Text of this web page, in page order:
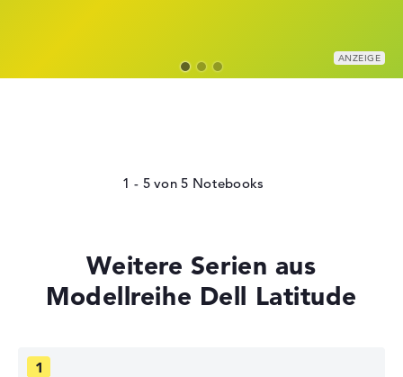
1 - 5von5
Weitere Serien aus
Modellreihe Dell Latitude